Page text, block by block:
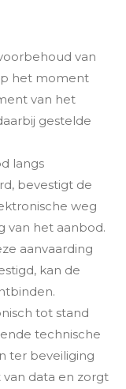
van
het moment
van het
gestelde
langs
bevestigt de
weg
van het aanbod.
aanvaarding
kan de
tot stand
technische
ter beveiliging
data en zorgt